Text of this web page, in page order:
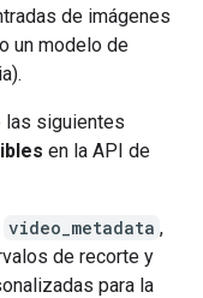
de imágenes
un modelo de
las siguientes
en la API de
video_metadata ,
de recorte y
para la